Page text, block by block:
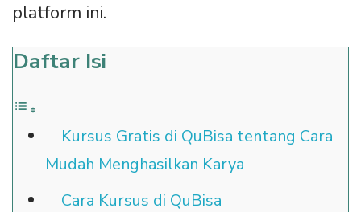
platform ini.
Daftar Isi
Kursus Gratis di QuBisa tentang Cara
Mudah Menghasilkan Karya
Cara Kursus di QuBisa